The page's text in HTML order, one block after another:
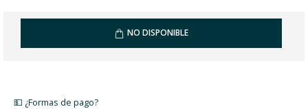
NO DISPONIBLE
💵 ¿Formas de pago?